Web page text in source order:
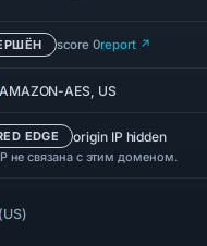
score 0report ↗
AMAZON-AES, US
EDGE origin IP hidden
не связана с этим доменом.
(US)